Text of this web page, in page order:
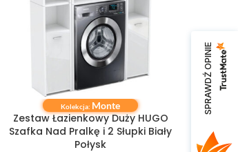
DODAJ DO KOSZYKA
Kolekcja: Monte
Zestaw Łazienkowy Duży HUGO
Szafka Nad Pralkę i 2 Słupki Biały
Połysk
SPRAWDŹ OPINIE